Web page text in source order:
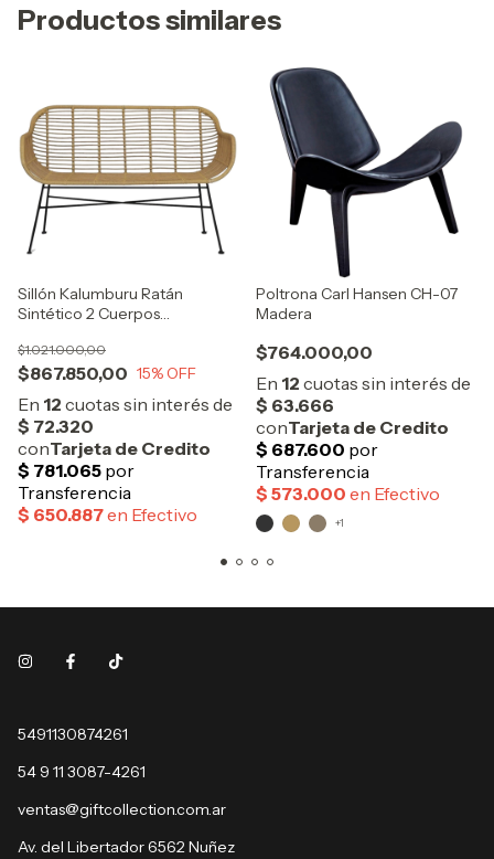
Productos similares
Sillón Kalumburu Ratán
Sintético 2 Cuerpos
$867.850,00
$1.021.000,00
15% OFF
Poltrona Carl Hansen CH-07
Madera
$764.000,00
+1
5491130874261
54 9 11 3087-4261
ventas@giftcollection.com.ar
Av. del Libertador 6562 Nuñez